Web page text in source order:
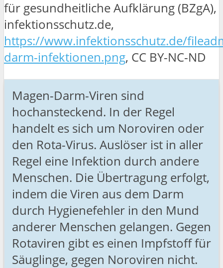
für gesundheitliche Aufklärung (BZgA),
infektionsschutz.de,
https://www.infektionsschutz.de/
darm-infektionen.png, CC BY-NC-ND
Magen-Darm-Viren sind
hochansteckend. In der Regel
handelt es sich um Noroviren oder
den Rota-Virus. Auslöser ist in aller
Regel eine Infektion durch andere
Menschen. Die Übertragung erfolgt,
indem die Viren aus dem Darm
durch Hygienefehler in den Mund
anderer Menschen gelangen. Gegen
Rotaviren gibt es einen Impfstoff für
Säuglinge, gegen Noroviren nicht.